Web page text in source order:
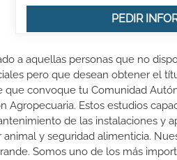
PEDIR
a aquellas personas que no
pero que desean obtener el
que convoque tu Comunidad
Agropecuaria. Estos estudios
de las instalaciones y
y seguridad alimenticia.
Somos uno de los más